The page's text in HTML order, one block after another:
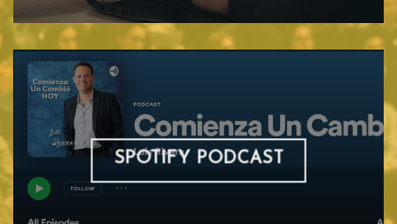
SPOTIFY PODCAST